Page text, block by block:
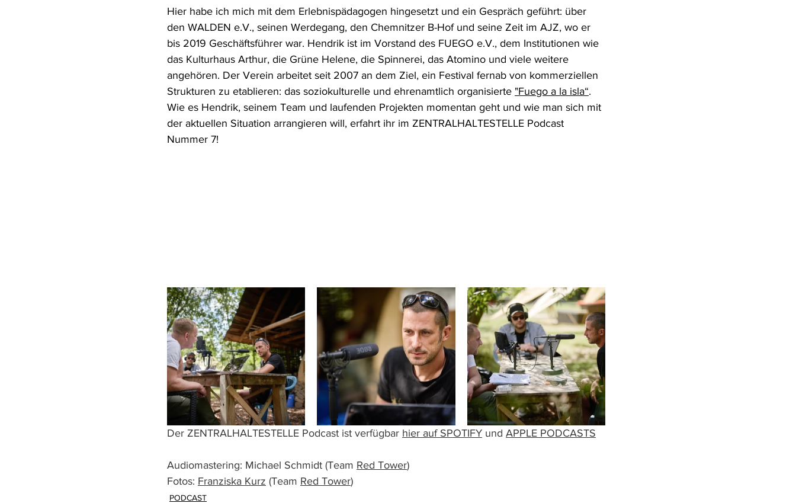
Hier habe ich mich mit dem Erlebnispädagogen hingesetzt und ein Gespräch geführt: über
den WALDEN e.V., seinen Werdegang, den Chemnitzer B-Hof und seine Zeit im AJZ, wo er
bis 2019 Geschäftsführer war. Hendrik ist im Vorstand des FUEGO e.V., dem Institutionen wie
das Kulturhaus Arthur, die Grüne Helene, die Spinnerei, das Atomino und viele weitere
angehören. Der Verein arbeitet seit 2007 an dem Ziel, ein Festival fernab von kommerziellen
Strukturen zu etablieren: das soziokulturelle und ehrenamtlich organisierte "Fuego a la isla“.
Wie es Hendrik, seinem Team und laufenden Projekten momentan geht und wie man sich mit
der aktuellen Situation arrangieren will, erfahrt ihr im ZENTRALHALTESTELLE Podcast
Nummer 7!
Der ZENTRALHALTESTELLE Podcast ist verfügbar hier auf SPOTIFY und APPLE PODCASTS
Audiomastering: Michael Schmidt (Team Red Tower)
Fotos: Franziska Kurz (Team Red Tower)
PODCAST